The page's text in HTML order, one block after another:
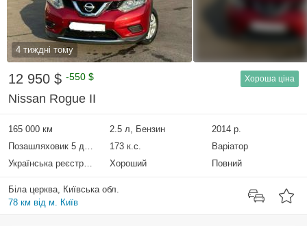
4 тиждні тому
12 950 $ -550 $ Хороша ціна
Nissan Rogue II
165 000 км 2.5 л, Бензин
2014 р.
Позашляховик 5 дверей
173 к.с.
Варіатор
Українська реєстрація
Хороший Повний
Біла церква, Київська обл.
78 км від м. Київ